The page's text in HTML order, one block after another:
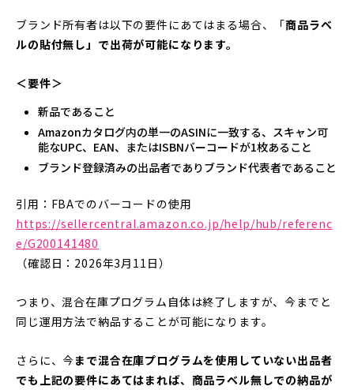
ブランド所有者は以下の要件にあてはまる場合、「商品ラベ
ルの貼付無し」で出荷が可能になります。
＜要件＞
新品であること
Amazonカタログ内の単一のASINに一致する、スキャン可
能なUPC、EAN、またはISBNバーコードが1枚あること
ブランド登録済みの出品者でありブランド代表者であること
引用：FBAでのバーコードの使用
https://sellercentral.amazon.co.jp/help/hub/referenc
e/G200141480
（確認日：2026年3月11日）
つまり、混合在庫プログラム自体は終了しますが、今までと
同じ運用方法で納品することが可能になります。
さらに、今まで混合在庫プログラムを使用していない出品者
でも上記の要件にあてはまれば、商品ラベル無しでの納品が